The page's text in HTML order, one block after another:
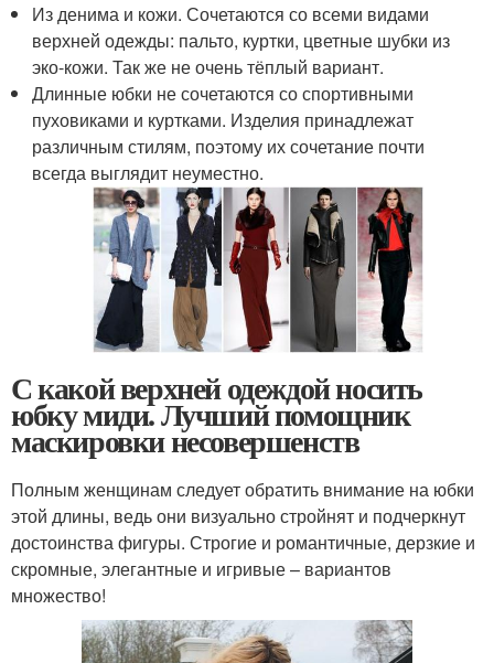
Из денима и кожи. Сочетаются со всеми видами
верхней одежды: пальто, куртки, цветные шубки из
эко-кожи. Так же не очень тёплый вариант.
Длинные юбки не сочетаются со спортивными
пуховиками и куртками. Изделия принадлежат
различным стилям, поэтому их сочетание почти
всегда выглядит неуместно.
С какой верхней одеждой носить
юбку миди. Лучший помощник
маскировки несовершенств
Полным женщинам следует обратить внимание на юбки
этой длины, ведь они визуально стройнят и подчеркнут
достоинства фигуры. Строгие и романтичные, дерзкие и
скромные, элегантные и игривые – вариантов
множество!